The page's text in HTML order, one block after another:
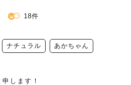
18件
ナチュラル あかちゃん
します！